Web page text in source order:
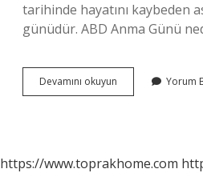
tarihinde hayatını kaybeden
günüdür. ABD Anma Günü
Devamını okuyun Memorial
Day
Yorum
https://www.toprakhome.com